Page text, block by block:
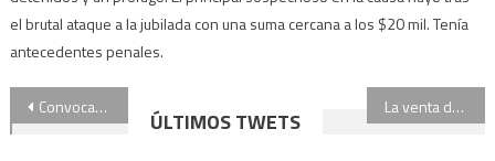
el brutal ataque a la jubilada con una suma cercana a los $20 mil. Tenía
antecedentes penales.
Navegación
de
Convocan a una marcha de antorchas para respaldar a los tres jueces que desplazó el oficialismo La venta de inmuebles en la Ciudad de Buenos Aires cayó un 45,9% en agosto
ÚLTIMOS TWETS